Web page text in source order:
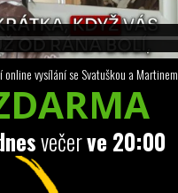
online vysílání se Svatuškou a Martinem
večerve 20:00